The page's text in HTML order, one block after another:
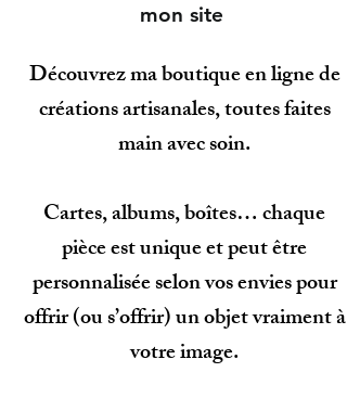
mon site
Découvrez ma boutique en ligne de
créations artisanales, toutes faites
main avec soin.
Cartes, albums, boîtes… chaque
pièce est unique et peut être
personnalisée selon vos envies pour
offrir (ou s’offrir) un objet vraiment à
votre image.